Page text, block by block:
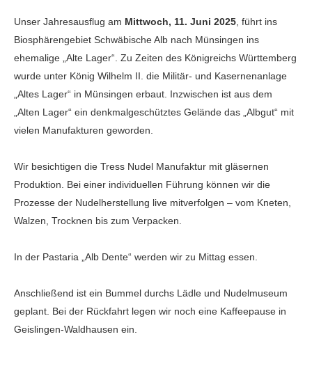
Unser Jahresausflug am Mittwoch, 11. Juni 2025, führt ins
Biosphärengebiet Schwäbische Alb nach Münsingen ins
ehemalige „Alte Lager“. Zu Zeiten des Königreichs Württemberg
wurde unter König Wilhelm II. die Militär- und Kasernenanlage
„Altes Lager“ in Münsingen erbaut. Inzwischen ist aus dem
„Alten Lager“ ein denkmalgeschütztes Gelände das „Albgut“ mit
vielen Manufakturen geworden.
Wir besichtigen die Tress Nudel Manufaktur mit gläsernen
Produktion. Bei einer individuellen Führung können wir die
Prozesse der Nudelherstellung live mitverfolgen – vom Kneten,
Walzen, Trocknen bis zum Verpacken.
In der Pastaria „Alb Dente“ werden wir zu Mittag essen.
Anschließend ist ein Bummel durchs Lädle und Nudelmuseum
geplant. Bei der Rückfahrt legen wir noch eine Kaffeepause in
Geislingen-Waldhausen ein.